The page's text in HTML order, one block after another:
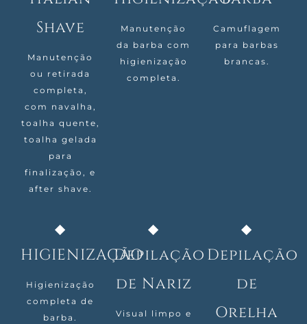
Shave
Manutenção
ou retirada
completa,
com navalha,
toalha quente,
toalha gelada
para
finalização, e
after shave.
Manutenção
da barba com
higienização
completa.
Camuflagem
para barbas
brancas.
HIGIENIZAÇÃO
Higienização
completa de
barba.
Depilação
de Nariz
Visual limpo e
Depilação
de
Orelha